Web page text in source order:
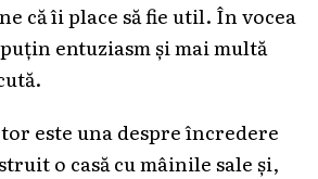
că îi place să fie util. În vocea
entuziasm și mai multă
este una despre încredere
o casă cu mâinile sale și,